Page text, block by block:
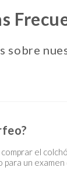
sobre
el
un examen